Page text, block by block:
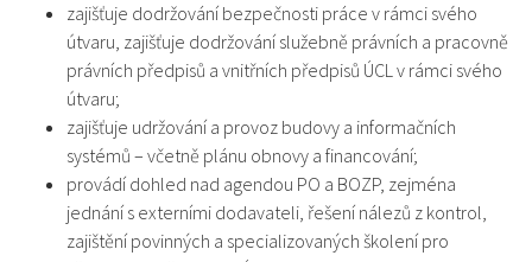
zajišťuje dodržování bezpečnosti práce v rámci svého
útvaru, zajišťuje dodržování služebně právních a pracovně
právních předpisů a vnitřních předpisů ÚCL v rámci svého
útvaru;
zajišťuje udržování a provoz budovy a informačních
systémů – včetně plánu obnovy a financování;
provádí dohled nad agendou PO a BOZP, zejména
jednání s externími dodavateli, řešení nálezů z kontrol,
zajištění povinných a specializovaných školení pro